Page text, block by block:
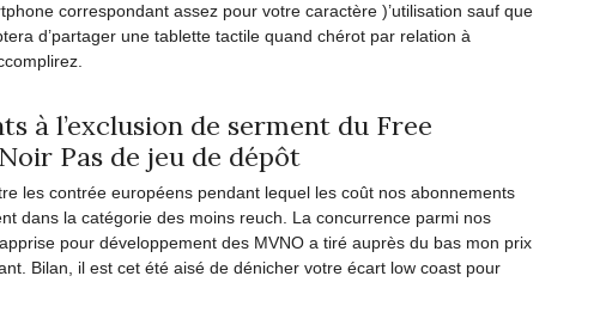
correspondant assez pour votre caractère )’utilisation sauf que
d’partager une tablette tactile quand chérot par relation à
à l’exclusion de serment du Free
Pas de jeu de dépôt
les contrée européens pendant lequel les coût nos abonnements
dans la catégorie des moins reuch. La concurrence parmi nos
pour développement des MVNO a tiré auprès du bas mon prix
Bilan, il est cet été aisé de dénicher votre écart low coast pour